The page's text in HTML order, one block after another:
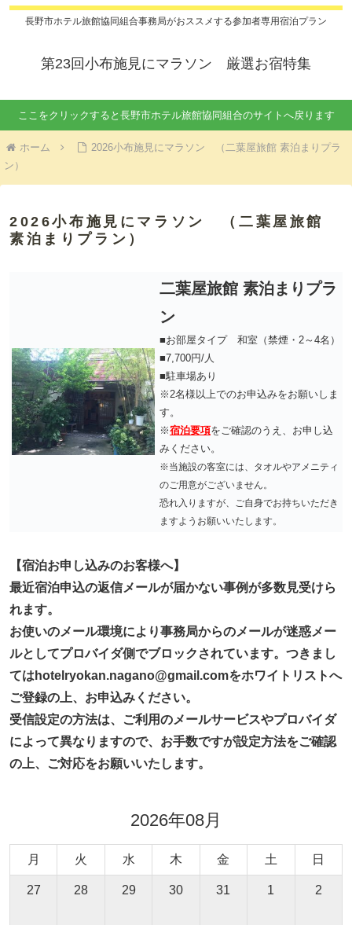
長野市ホテル旅館協同組合事務局がおススメする参加者専用宿泊プラン
第23回小布施見にマラソン 厳選お宿特集
ここをクリックすると長野市ホテル旅館協同組合のサイトへ戻ります
ホーム
2026小布施見にマラソン （二葉屋旅館 素泊まりプラ
ン）
2026小布施見にマラソン （二葉屋旅館
素泊まりプラン）
二葉屋旅館 素泊まりプラ
ン
■お部屋タイプ 和室（禁煙・2～4名）
■7,700円/人
■駐車場あり
※2名様以上でのお申込みをお願いしま
す。
※宿泊要項をご確認のうえ、お申し込
みください。
※当施設の客室には、タオルやアメニティ
のご用意がございません。
恐れ入りますが、ご自身でお持ちいただき
ますようお願いいたします。
【宿泊お申し込みのお客様へ】
最近宿泊申込の返信メールが届かない事例が多数見受けら
れます。
お使いのメール環境により事務局からのメールが迷惑メー
ルとしてプロバイダ側でブロックされています。つきまし
てはhotelryokan.nagano@gmail.comをホワイトリストへ
ご登録の上、お申込みください。
受信設定の方法は、ご利用のメールサービスやプロバイダ
によって異なりますので、お手数ですが設定方法をご確認
の上、ご対応をお願いいたします。
2026年08月
月 火 水 木 金 土 日
27 28 29 30 31 1 2